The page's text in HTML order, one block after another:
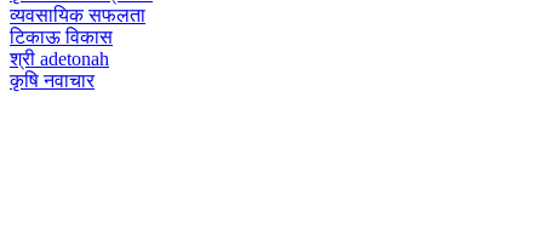
व्यवसायिक सफलता
टिकाऊ विकास
श्री adetonah
कृषि नवाचार